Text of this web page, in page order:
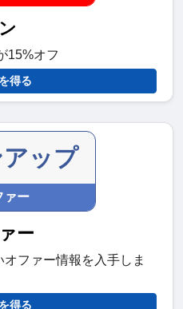
15%オフ
得る
ップ
ァー
ー
ファー情報を入手しま
得る